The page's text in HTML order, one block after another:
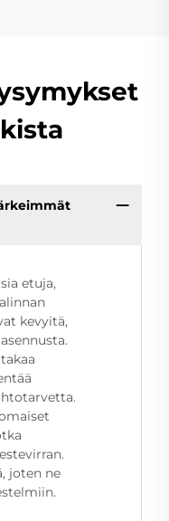
etuja,
kevyitä,
joten ne